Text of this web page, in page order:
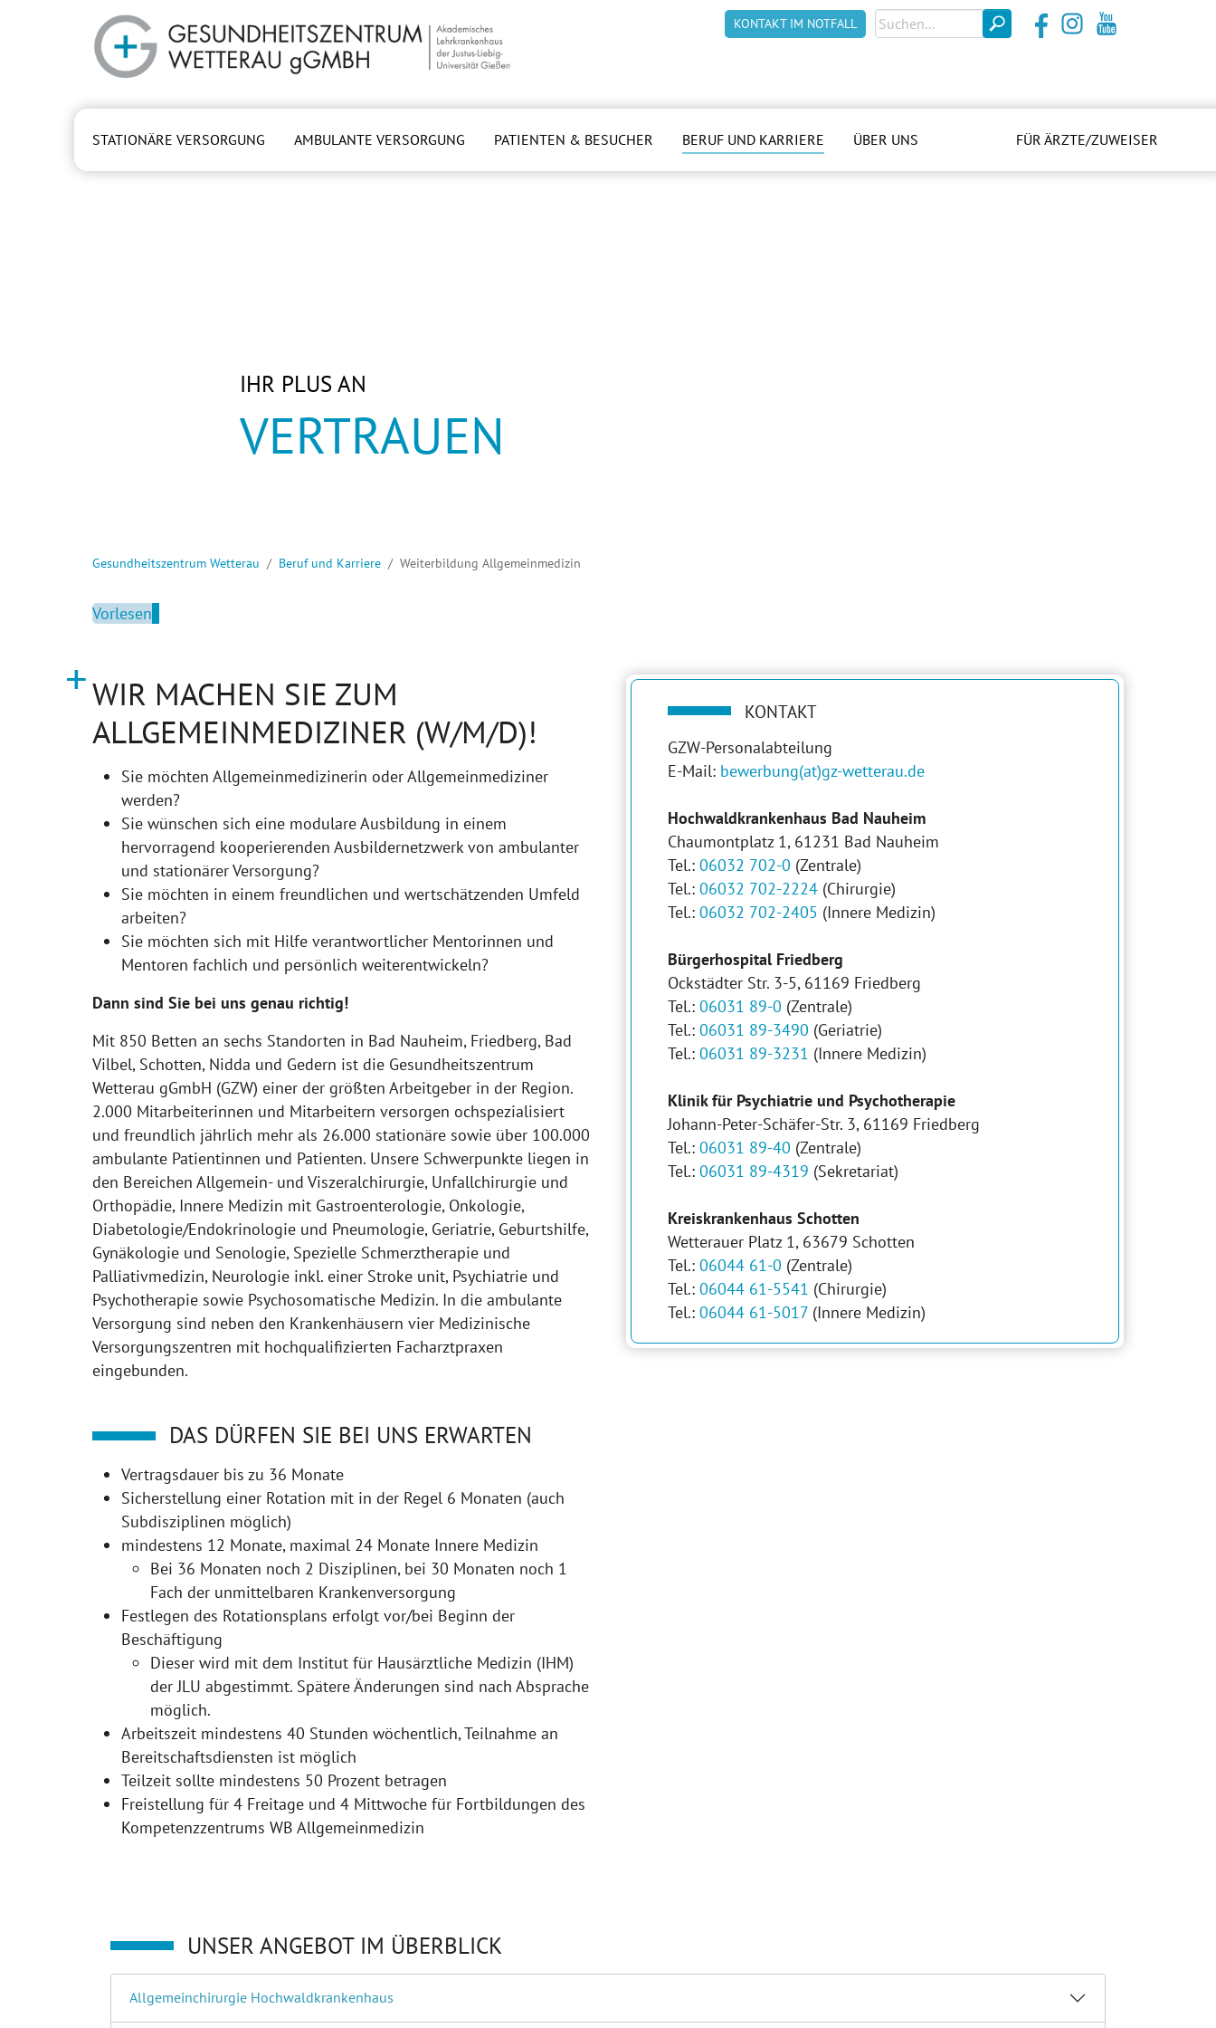
Zum Hauptinhalt springen
STATIONÄRE VERSORGUNG AMBULANTE VERSORGUNG PATIENTEN & BESUCHER BERUF UND KARRIERE ÜBER UNS FÜR ÄRZTE/ZUWEISER
KONTAKT IM NOTFALL
IHR PLUS AN
VERTRAUEN
IHR PLUS AN
VERTRAUEN
Gesundheitszentrum Wetterau Beruf und Karriere Weiterbildung Allgemeinmedizin
Vorlesen
WIR MACHEN SIE ZUM
ALLGEMEINMEDIZINER (W/M/D)!
Sie möchten Allgemeinmedizinerin oder Allgemeinmediziner
werden?
Sie wünschen sich eine modulare Ausbildung in einem
hervorragend kooperierenden Ausbildernetzwerk von ambulanter
und stationärer Versorgung?
Sie möchten in einem freundlichen und wertschätzenden Umfeld
arbeiten?
Sie möchten sich mit Hilfe verantwortlicher Mentorinnen und
Mentoren fachlich und persönlich weiterentwickeln?
Dann sind Sie bei uns genau richtig!
Mit 850 Betten an sechs Standorten in Bad Nauheim, Friedberg, Bad
Vilbel, Schotten, Nidda und Gedern ist die Gesundheitszentrum
Wetterau gGmbH (GZW) einer der größten Arbeitgeber in der Region.
2.000 Mitarbeiterinnen und Mitarbeitern versorgen ochspezialisiert
und freundlich jährlich mehr als 26.000 stationäre sowie über 100.000
ambulante Patientinnen und Patienten. Unsere Schwerpunkte liegen in
den Bereichen Allgemein- und Viszeralchirurgie, Unfallchirurgie und
Orthopädie, Innere Medizin mit Gastroenterologie, Onkologie,
Diabetologie/Endokrinologie und Pneumologie, Geriatrie, Geburtshilfe,
Gynäkologie und Senologie, Spezielle Schmerztherapie und
Palliativmedizin, Neurologie inkl. einer Stroke unit, Psychiatrie und
Psychotherapie sowie Psychosomatische Medizin. In die ambulante
Versorgung sind neben den Krankenhäusern vier Medizinische
Versorgungszentren mit hochqualifizierten Facharztpraxen
eingebunden.
DAS DÜRFEN SIE BEI UNS ERWARTEN
Vertragsdauer bis zu 36 Monate
Sicherstellung einer Rotation mit in der Regel 6 Monaten (auch
Subdisziplinen möglich)
mindestens 12 Monate, maximal 24 Monate Innere Medizin
Bei 36 Monaten noch 2 Disziplinen, bei 30 Monaten noch 1
Fach der unmittelbaren Krankenversorgung
Festlegen des Rotationsplans erfolgt vor/bei Beginn der
Beschäftigung
Dieser wird mit dem Institut für Hausärztliche Medizin (IHM)
der JLU abgestimmt. Spätere Änderungen sind nach Absprache
möglich.
Arbeitszeit mindestens 40 Stunden wöchentlich, Teilnahme an
Bereitschaftsdiensten ist möglich
Teilzeit sollte mindestens 50 Prozent betragen
Freistellung für 4 Freitage und 4 Mittwoche für Fortbildungen des
Kompetenzzentrums WB Allgemeinmedizin
KONTAKT
GZW-Personalabteilung
E-Mail: bewerbung(at)gz-wetterau.de
Hochwaldkrankenhaus Bad Nauheim
Chaumontplatz 1, 61231 Bad Nauheim
Tel.: 06032 702-0 (Zentrale)
Tel.: 06032 702-2224 (Chirurgie)
Tel.: 06032 702-2405 (Innere Medizin)
Bürgerhospital Friedberg
Ockstädter Str. 3-5, 61169 Friedberg
Tel.: 06031 89-0 (Zentrale)
Tel.: 06031 89-3490 (Geriatrie)
Tel.: 06031 89-3231 (Innere Medizin)
Klinik für Psychiatrie und Psychotherapie
Johann-Peter-Schäfer-Str. 3, 61169 Friedberg
Tel.: 06031 89-40 (Zentrale)
Tel.: 06031 89-4319 (Sekretariat)
Kreiskrankenhaus Schotten
Wetterauer Platz 1, 63679 Schotten
Tel.: 06044 61-0 (Zentrale)
Tel.: 06044 61-5541 (Chirurgie)
Tel.: 06044 61-5017 (Innere Medizin)
UNSER ANGEBOT IM ÜBERBLICK
Allgemeinchirurgie Hochwaldkrankenhaus